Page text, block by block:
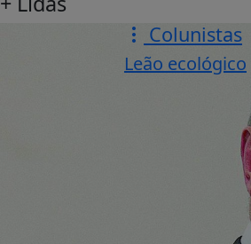
Colunistas
Leão ecológico